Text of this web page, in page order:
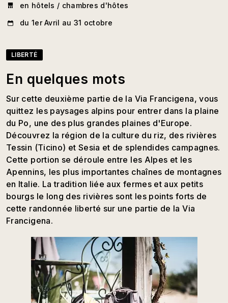
en hôtels / chambres d'hôtes
du 1er Avril au 31 octobre
LIBERTÉ
En quelques mots
Sur cette deuxième partie de la Via Francigena, vous
quittez les paysages alpins pour entrer dans la plaine
du Po, une des plus grandes plaines d'Europe.
Découvrez la région de la culture du riz, des rivières
Tessin (Ticino) et Sesia et de splendides campagnes.
Cette portion se déroule entre les Alpes et les
Apennins, les plus importantes chaînes de montagnes
en Italie. La tradition liée aux fermes et aux petits
bourgs le long des rivières sont les points forts de
cette randonnée liberté sur une partie de la Via
Francigena.